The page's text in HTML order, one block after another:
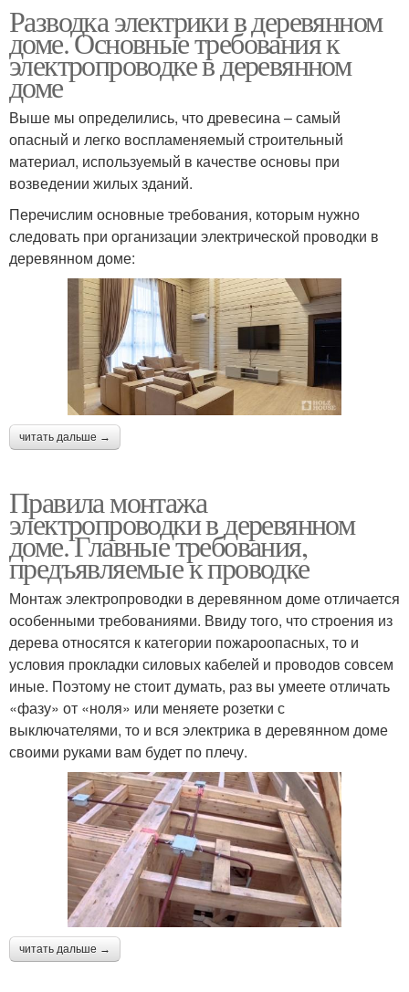
Фазы в частном доме
Разводка электрики в деревянном
доме. Основные требования к
электропроводке в деревянном
доме
Выше мы определились, что древесина – самый
опасный и легко воспламеняемый строительный
материал, используемый в качестве основы при
возведении жилых зданий.
Перечислим основные требования, которым нужно
следовать при организации электрической проводки в
деревянном доме:
читать дальше →
Правила монтажа
электропроводки в деревянном
доме. Главные требования,
предъявляемые к проводке
Монтаж электропроводки в деревянном доме отличается
особенными требованиями. Ввиду того, что строения из
дерева относятся к категории пожароопасных, то и
условия прокладки силовых кабелей и проводов совсем
иные. Поэтому не стоит думать, раз вы умеете отличать
«фазу» от «ноля» или меняете розетки с
выключателями, то и вся электрика в деревянном доме
своими руками вам будет по плечу.
читать дальше →